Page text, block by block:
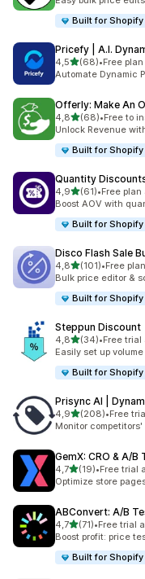
Built for Shopify
Pricefy | A.I.
4,5z 5 hvězd
(68)
Celkový počet
•Free
Automate Dynamic
Offerly: Make An
4,8z 5 hvězd
(68)
Celkový počet
•Free to
Unlock Revenue
Built for Shopify
Quantity
4,9z 5 hvězd
(61)
Celkový počet
•Free
Boost AOV with
Built for Shopify
Disco Flash Sale
4,8z 5 hvězd
(101)
Celkový počet
•Free
Bulk price editor &
Built for Shopify
Steppun Discount
4,8z 5 hvězd
(34)
Celkový počet
•Free trial
Easily set up
Built for Shopify
Prisync AI |
4,9z 5 hvězd
(208)
Celkový počet
•Free
Monitor
GemX: CRO & A/B
4,7z 5 hvězd
(19)
Celkový počet
•Free trial
Optimize store
ABConvert: A/B
4,7z 5 hvězd
(71)
Celkový počet
•Free trial
Boost profit: price
Built for Shopify